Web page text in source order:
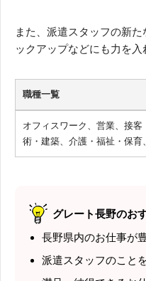
また、派遣スタッフの新
ックアップなどにも力を入
職種一覧
オフィスワーク、営業、接
術・建築、介護・福祉・保育
グレート長野のお
長野県内のお仕事が
派遣スタッフのこと